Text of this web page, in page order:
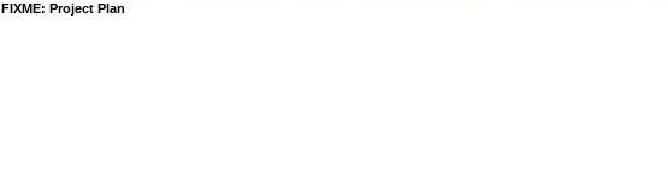
FIXME: Project Plan